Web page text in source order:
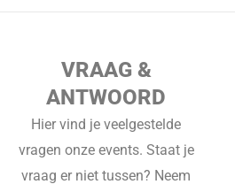
VRAAG &
ANTWOORD
Hier vind je veelgestelde
vragen onze events. Staat je
vraag er niet tussen? Neem